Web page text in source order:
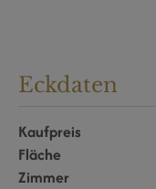
Eckdaten
Kaufpreis
Fläche
Zimmer